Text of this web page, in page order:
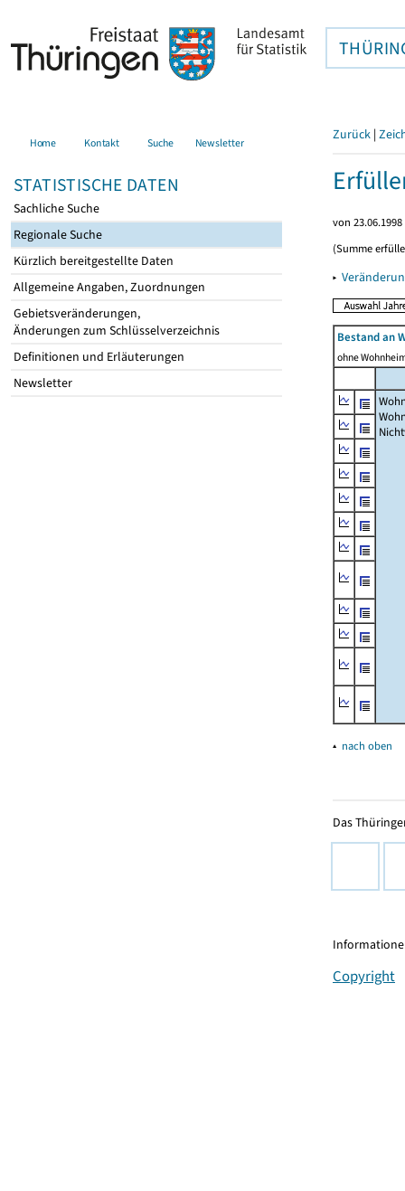
Home Kontakt Suche Newsletter
STATISTISCHE DATEN
Sachliche Suche
Regionale Suche
Kürzlich bereitgestellte Daten
Allgemeine Angaben, Zuordnungen
Gebietsveränderungen,
Änderungen zum Schlüsselverzeichnis
Definitionen und Erläuterungen
Newsletter
Zurück |
von
(Summe
▸
Bestand an
ohne
▴ nach oben
Das
Copyright